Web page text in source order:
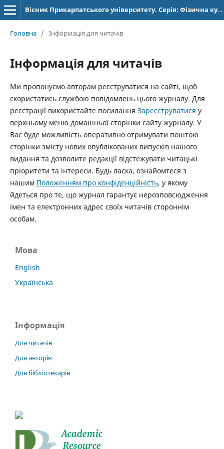
Вісник Прикарпатського університету. Серія: Фізична культура
Головна / Інформація для читачів
Інформація для читачів
Ми пропонуємо авторам реєструватися на сайті, щоб
скористатись службою повідомлень цього журналу. Для
реєстрації використайте посилання Зареєструватися у
верхньому меню домашньої сторінки сайту журналу. У
Вас буде можливість оперативно отримувати поштою
сторінки змісту нових опублікованих випусків нашого
видання та дозволите редакції відстежувати читацькі
пріоритети та інтереси. Будь ласка, ознайомтеся з
нашим Положенням про конфіденційність, у якому
йдеться про те, що журнал гарантує нерозповсюдження
імен та електронних адрес своїх читачів стороннім
особам.
Мова
English
Українська
Інформація
Для читачів
Для авторів
Для бібліотекарів